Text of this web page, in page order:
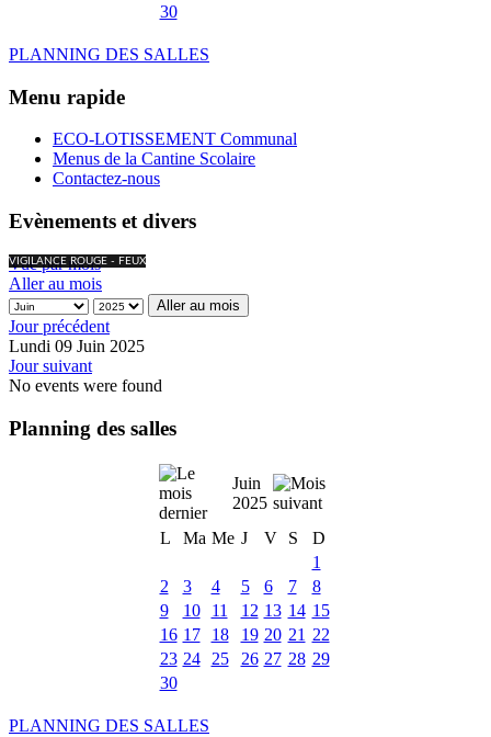
30
PLANNING DES SALLES
Menu rapide
ECO-LOTISSEMENT Communal
Menus de la Cantine Scolaire
Contactez-nous
Evènements et divers
VIGILANCE ROUGE - FEUX
Vue par mois
Aller au mois
Aller au mois
Jour précédent
Lundi 09 Juin 2025
Jour suivant
No events were found
Planning des salles
Juin
2025
L
Ma Me J V S
D
1
2
3 4 5 6 7
8
9
10 11 12 13 14 15
16 17 18 19 20 21 22
23 24 25 26 27 28 29
30
PLANNING DES SALLES